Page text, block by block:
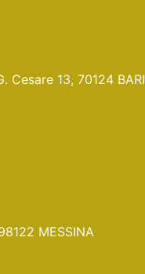
Cesare 13, 70124 BARI
MESSINA